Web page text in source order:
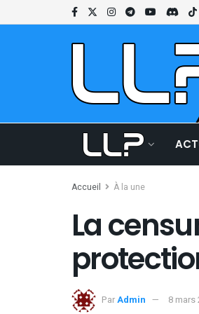
Accueil À la une
La
ParAdmin 8 mars